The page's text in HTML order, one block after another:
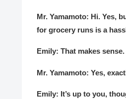
Mr. Yamamoto: Hi. Yes,
for grocery runs is a
Emily: That makes
Mr. Yamamoto: Yes,
Emily: It’s up to you,